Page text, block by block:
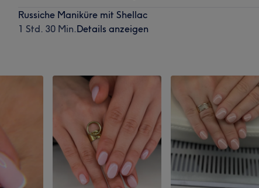
Russiche Maniküre mit Shellac
1 Std. 30 Min.Details anzeigen